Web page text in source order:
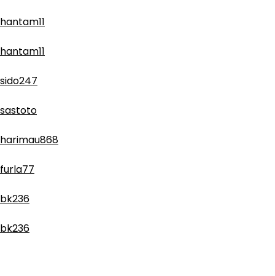
hantam11
hantam11
sido247
sastoto
harimau868
furla77
bk236
bk236